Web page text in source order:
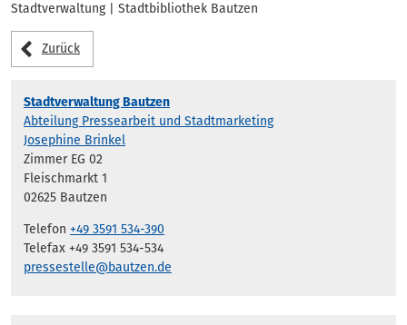
Stadtverwaltung | Stadtbibliothek Bautzen
Zurück
Stadtverwaltung Bautzen
Abteilung Pressearbeit und Stadtmarketing
Josephine Brinkel
Zimmer EG 02
Fleischmarkt 1
02625 Bautzen
Telefon +49 3591 534-390
Telefax +49 3591 534-534
pressestelle@bautzen.de